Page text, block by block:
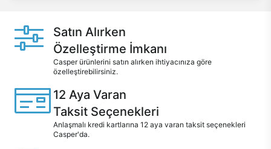
Satın Alırken
Özelleştirme İmkanı
Casper ürünlerini satın alırken ihtiyacınıza göre
özelleştirebilirsiniz.
12 Aya Varan
Taksit Seçenekleri
Anlaşmalı kredi kartlarına 12 aya varan taksit seçenekleri
Casper'da.